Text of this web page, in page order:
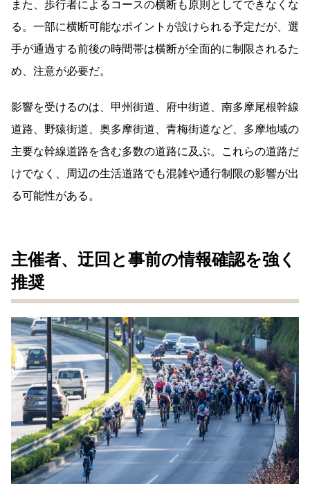
また、歩行者によるコースの横断も原則としてできなくな
る。一部に横断可能なポイントが設けられる予定だが、選
手が通過する前後の時間帯は横断が全面的に制限されるた
め、注意が必要だ。
影響を受けるのは、甲州街道、府中街道、南多摩尾根幹線
道路、野猿街道、奥多摩街道、青梅街道など、多摩地域の
主要な幹線道路を含む多数の道路に及ぶ。これらの道路だ
けでなく、周辺の生活道路でも混雑や通行制限の影響が出
る可能性がある。
主催者、迂回と事前の情報確認を強く
推奨